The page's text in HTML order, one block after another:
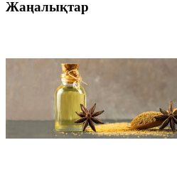
Жаңалықтар